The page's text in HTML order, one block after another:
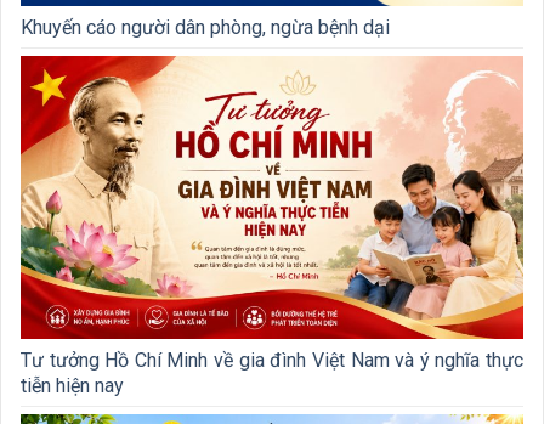
Khuyến cáo người dân phòng, ngừa bệnh dại
Tư tưởng Hồ Chí Minh về gia đình Việt Nam và ý nghĩa thực
tiễn hiện nay